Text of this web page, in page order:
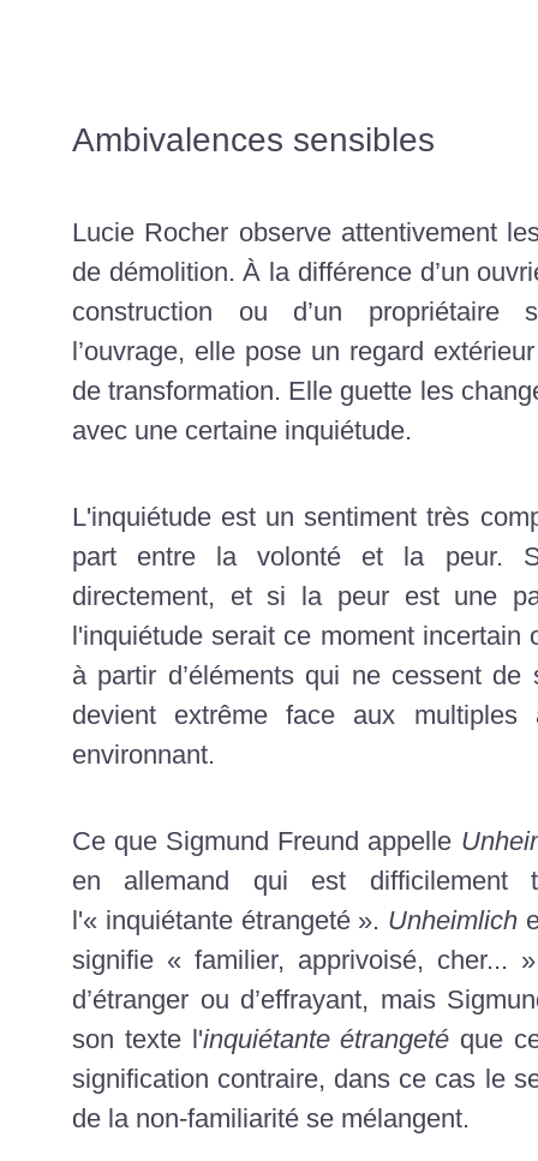
Ambivalences sensibles
Lucie Rocher observe attentivement
de démolition. À la différence d’un
construction ou d’un propriétaire
l’ouvrage, elle pose un regard
de transformation. Elle guette les
avec une certaine inquiétude.
L'inquiétude est un sentiment très
part entre la volonté et la peur.
directement, et si la peur est une
l'inquiétude serait ce moment incertain
à partir d’éléments qui ne cessent de
devient extrême face aux multiples
environnant.
Ce que Sigmund Freund appelle
en allemand qui est difficilement
l'« inquiétante étrangeté ». Unheimlich
signifie « familier, apprivoisé, cher...
d’étranger ou d’effrayant, mais
son texte l'inquiétante étrangeté que
signification contraire, dans ce cas le
de la non-familiarité se mélangent.